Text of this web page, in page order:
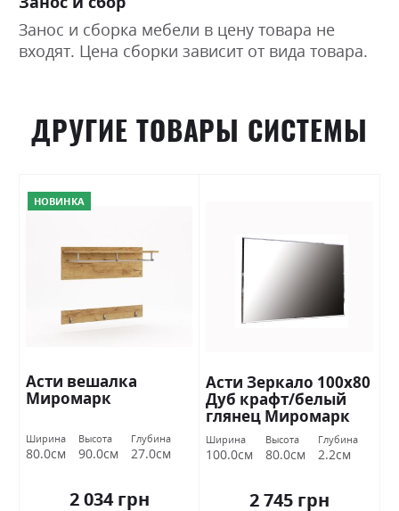
Занос и сборка мебели в цену товара не
входят. Цена сборки зависит от вида товара.
ДРУГИЕ ТОВАРЫ СИСТЕМЫ
НОВИНКА
Асти вешалка
Миромарк
Ширина
80.0см
Высота
90.0см
Глубина
27.0см
2 034 грн
Асти Зеркало 100х80
Дуб крафт/белый
глянец Миромарк
Ширина
100.0см
Высота
80.0см
Глубина
2.2см
2 745 грн